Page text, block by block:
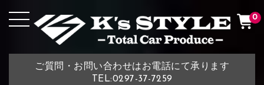
ご質問・お問い合わせはお電話にて承ります
TEL:0297-37-7259
0